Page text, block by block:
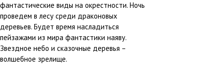
фантастические виды на окрестности. Ночь
проведем в лесу среди драконовых
деревьев. Будет время насладиться
пейзажами из мира фантастики наяву.
Звездное небо и сказочные деревья –
волшебное зрелище.